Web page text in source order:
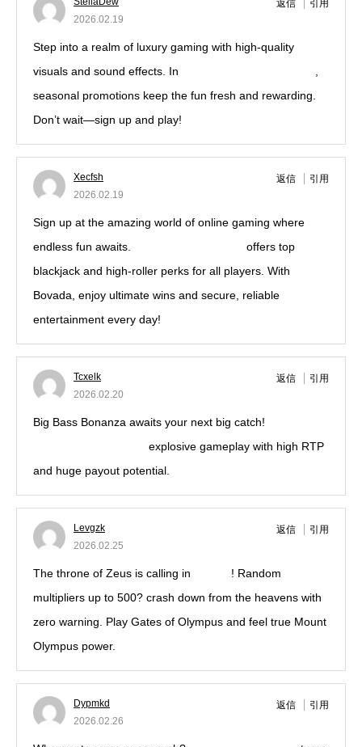
2026.02.19
返信 引用
Step into a realm of luxury gaming with high-quality
visuals and sound effects. In
seasonal promotions keep the fun fresh and rewarding.
Don’t wait—sign up and play!
Xecfsh
2026.02.19
返信 引用
Sign up at the amazing world of online gaming where
endless fun awaits.
offers top
blackjack and high-roller perks for all players. With
Bovada, enjoy ultimate wins and secure, reliable
entertainment every day!
Tcxelk
2026.02.20
返信 引用
Big Bass Bonanza awaits your next big catch!
explosive gameplay with high RTP
and huge payout potential.
Levgzk
2026.02.25
返信 引用
The throne of Zeus is calling in
! Random
multipliers up to 500? crash down from the heavens with
zero warning. Play Gates of Olympus and feel true Mount
Olympus power.
Dypmkd
2026.02.26
返信 引用